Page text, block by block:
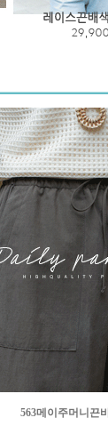
563메이주머니끈